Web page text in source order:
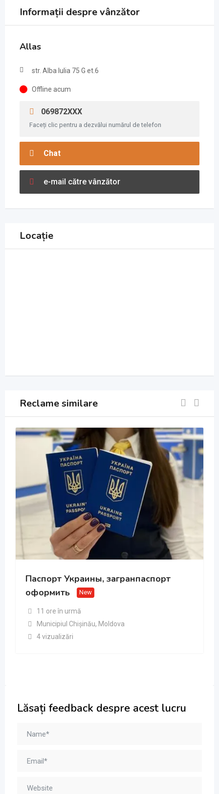
Informații despre vânzător
Allas
str. Alba Iulia 75 G et.6
Offline acum
069872XXX
Faceți clic pentru a dezvălui numărul de telefon
Chat
e-mail către vânzător
Locație
Reclame similare
Паспорт Украины, загранпаспорт
оформить
New
11 ore în urmă
Municipiul Chișinău, Moldova
4 vizualizări
Lăsați feedback despre acest lucru